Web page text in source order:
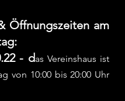
Öffnungszeiten am
- das Vereinshaus ist
von 10:00 bis 20:00 Uhr